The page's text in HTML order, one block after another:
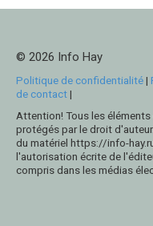
© 2026 Info Hay
Politique de confidentialité|
de contact|
Attention! Tous les
protégés par le droit
du matériel https://info-
l'autorisation écrite de
compris dans les médias